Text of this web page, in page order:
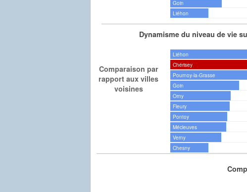
Goin
Liéhon
Dynamisme du niveau de vie
Comparaison par
rapport aux villes
voisines
Liéhon
Chérisey
Pournoy-la-Grasse
Goin
Orny
Fleury
Pontoy
Mécleuves
Verny
Chesny